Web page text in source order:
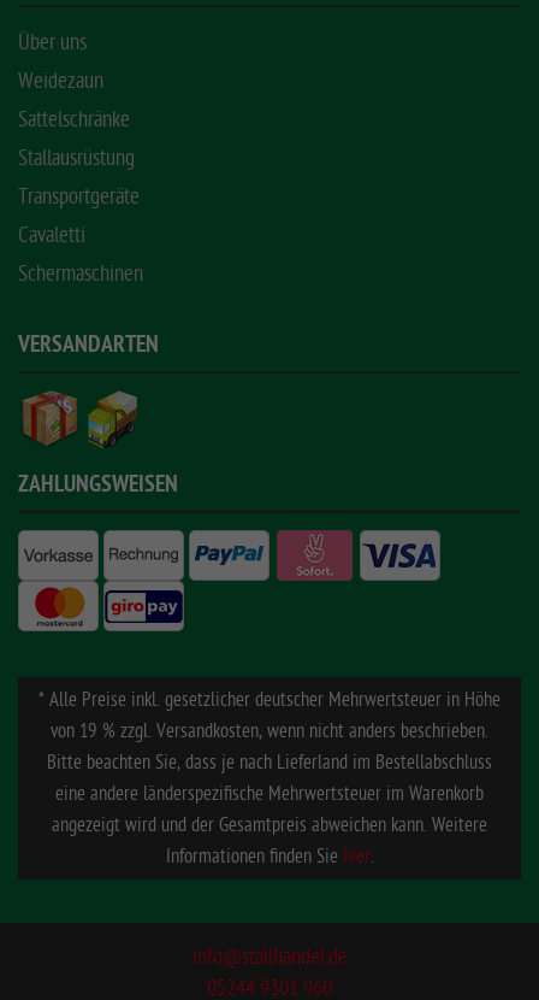
Über uns
Weidezaun
Sattelschränke
Stallausrüstung
Transportgeräte
Cavaletti
Schermaschinen
VERSANDARTEN
ZAHLUNGSWEISEN
* Alle Preise inkl. gesetzlicher deutscher Mehrwertsteuer in Höhe
von 19 % zzgl. Versandkosten, wenn nicht anders beschrieben.
Bitte beachten Sie, dass je nach Lieferland im Bestellabschluss
eine andere länderspezifische Mehrwertsteuer im Warenkorb
angezeigt wird und der Gesamtpreis abweichen kann. Weitere
Informationen finden Sie hier.
info@stallhandel.de
05244 9301 960